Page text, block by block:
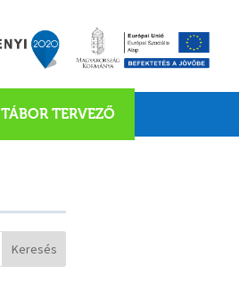
TÁBOR TERVEZŐ